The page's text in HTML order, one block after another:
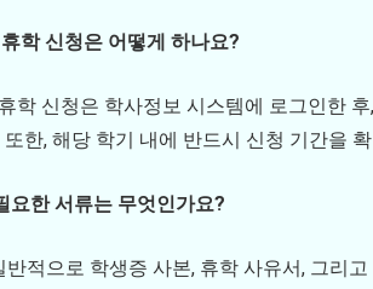
학 신청은 어떻게 하나요?
학 신청은 학사정보 시스템에 로그인한
한, 해당 학기 내에 반드시 신청 기간을
요한 서류는 무엇인가요?
반적으로 학생증 사본, 휴학 사유서, 그리